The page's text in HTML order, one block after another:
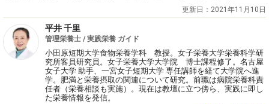
更新日： 2021年11月10日
平井 千里
管理栄養士 / 実践栄養 ガイド
小田原短期大学食物栄養学科 教授。女子栄養大学栄養科学研
究所客員研究員。女子栄養大学大学院 博士課程修了。名古屋
女子大学 助手、一宮女子短期大学 専任講師を経て大学院へ進
学。肥満と栄養摂取の関連について研究。前職は病院栄養科責
任者（栄養相談も実施）。現在は教壇に立つ傍ら、実践に即し
た栄養情報を発信。